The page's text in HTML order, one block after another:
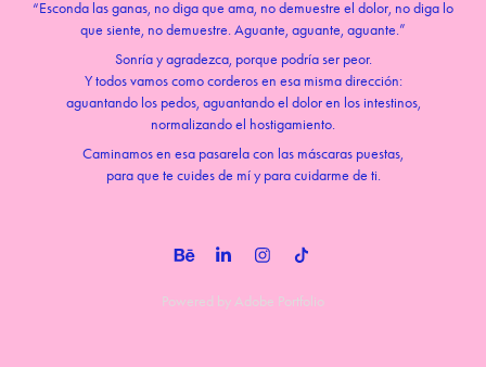
“Esconda las ganas, no diga que ama, no demuestre el dolor, no diga lo
que siente, no demuestre. Aguante, aguante, aguante.”
Sonría y agradezca, porque podría ser peor.
Y todos vamos como corderos en esa misma dirección:
aguantando los pedos, aguantando el dolor en los intestinos,
normalizando el hostigamiento.
Caminamos en esa pasarela con las máscaras puestas,
para que te cuides de mí y para cuidarme de ti.
Powered byAdobe Portfolio